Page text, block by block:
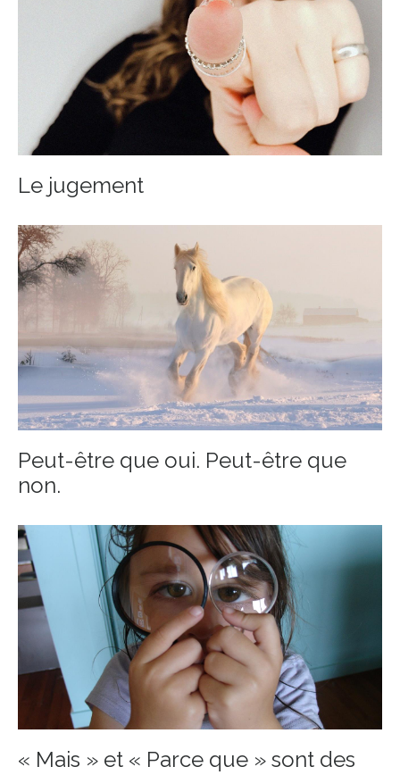
Le jugement
Peut-être que oui. Peut-être que
non.
« Mais » et « Parce que » sont des